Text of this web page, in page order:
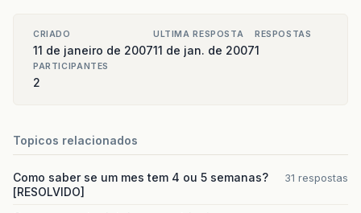
CRIADO
11 de janeiro de 2007
ULTIMA RESPOSTA
11 de jan. de 2007
RESPOSTAS
1
PARTICIPANTES
2
Topicos relacionados
Como saber se um mes tem 4 ou 5 semanas?
[RESOLVIDO]
31 respostas